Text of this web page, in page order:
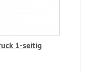
1-seitig